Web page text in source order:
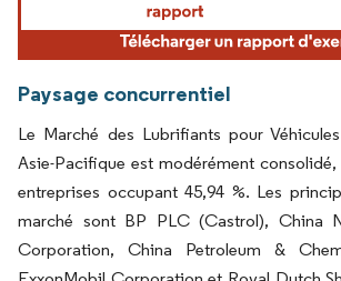
Paysage concurrentiel
Le Marché des Lubrifiants pour
Asie-Pacifique est modérément
entreprises occupant 45,94 %. Les
marché sont BP PLC (Castrol), China
Corporation, China Petroleum &